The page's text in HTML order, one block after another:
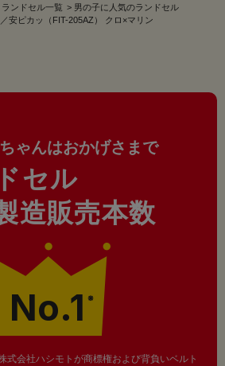
ランドセル一覧 > 男の子に人気のランドセル
安ピカッ（FIT-205AZ） クロ×マリン
ゃんはおかげさまで
セル
造販売本数
No.1 ※
会社ハシモトが商標権および背負いベルト